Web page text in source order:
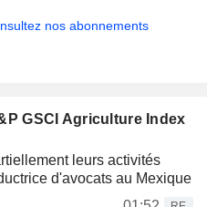
nos abonnements
GSCI Agriculture Index
leurs activités
d'avocats au Mexique